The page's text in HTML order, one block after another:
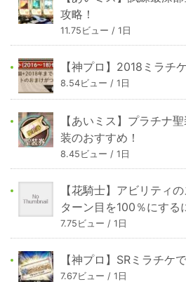
攻略！
11.75ビュー / 1日
【神プロ】2018ミラチ
8.54ビュー / 1日
【あいミス】プラチナ
装のおすすめ！
8.45ビュー / 1日
【花騎士】アビリティ
ターン目を100％にする
7.75ビュー / 1日
【神プロ】SRミラチケ
7.67ビュー / 1日